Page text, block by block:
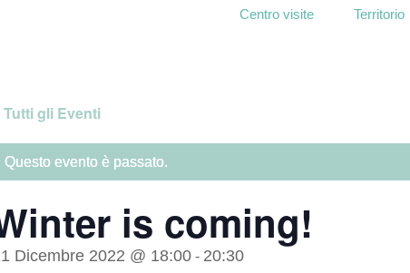
Centro visite Territorio
Tutti gli Eventi
Questo evento è passato.
is coming!
Dicembre 2022 @ 18:00 - 20:30